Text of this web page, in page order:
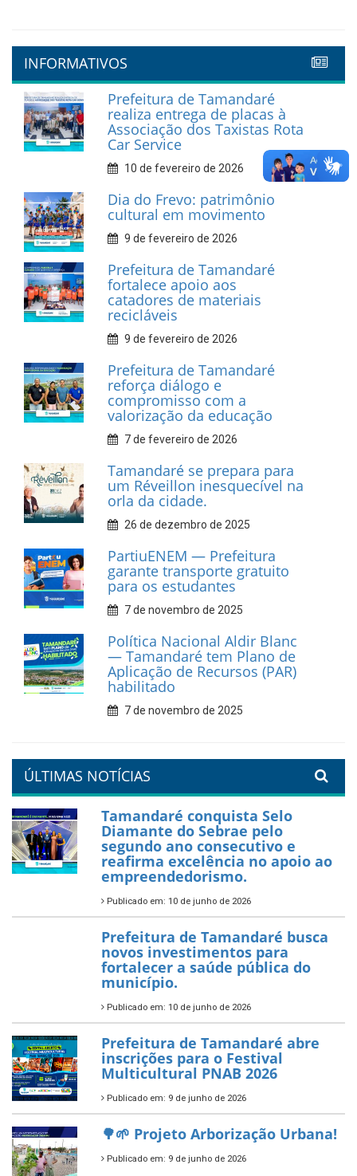
INFORMATIVOS
Prefeitura de Tamandaré
realiza entrega de placas à
Associação dos Taxistas Rota
Car Service
10 de fevereiro de 2026
Dia do Frevo: patrimônio
cultural em movimento
9 de fevereiro de 2026
Prefeitura de Tamandaré
fortalece apoio aos
catadores de materiais
recicláveis
9 de fevereiro de 2026
Prefeitura de Tamandaré
reforça diálogo e
compromisso com a
valorização da educação
7 de fevereiro de 2026
orla da cidade.
PartiuENEM — Prefeitura
garante transporte gratuito
para os estudantes
7 de novembro de 2025
Política Nacional Aldir Blanc
— Tamandaré tem Plano de
Aplicação de Recursos (PAR)
habilitado
7 de novembro de 2025
ÚLTIMAS NOTÍCIAS
Tamandaré conquista Selo
Diamante do Sebrae pelo
segundo ano consecutivo e
reafirma excelência no apoio ao
empreendedorismo.
Publicado em: 10 de junho de 2026